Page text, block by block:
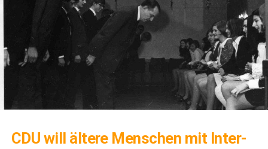
CDU will älte­re Men­schen mit Inter­